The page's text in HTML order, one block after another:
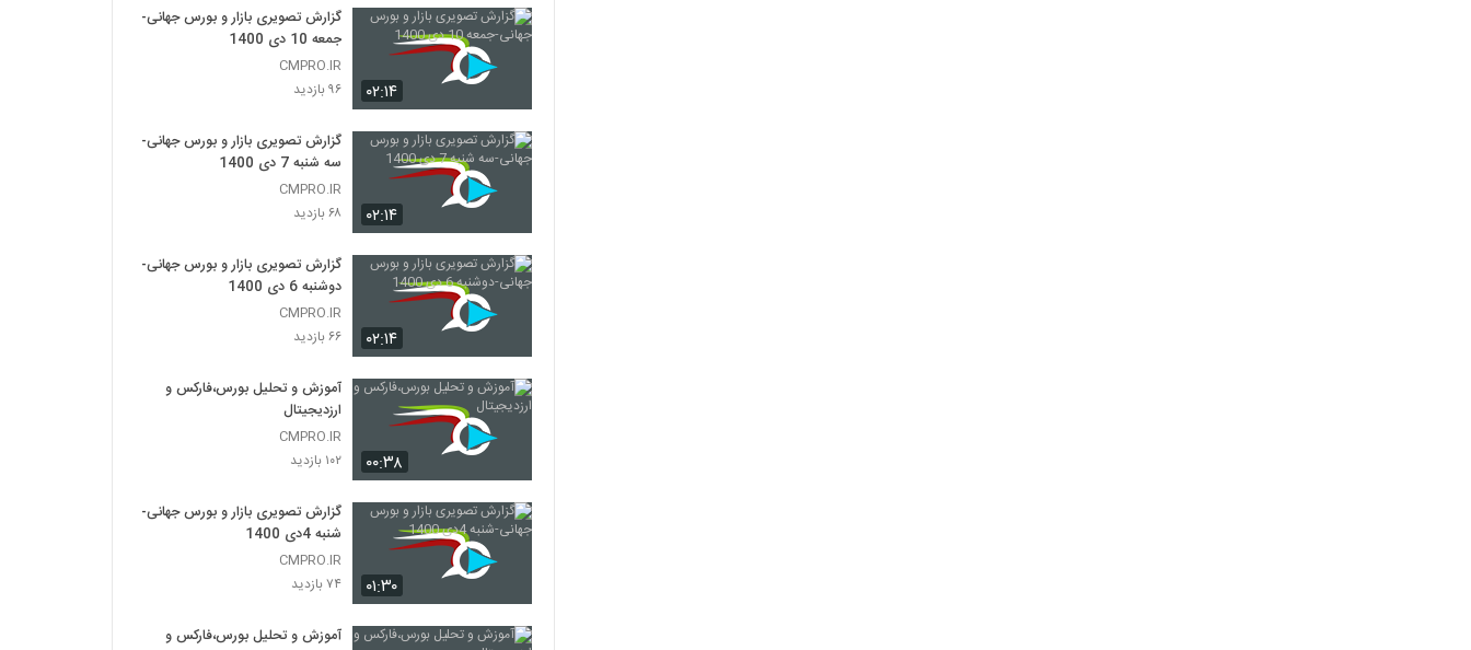
۰۲:۱۴
گزارش تصویری بازار و بورس جهانی-
جمعه 10 دی 1400
CMPRO.IR
۹۶ بازدید
۰۲:۱۴
گزارش تصویری بازار و بورس جهانی-
سه شنبه 7 دی 1400
CMPRO.IR
۶۸ بازدید
۰۲:۱۴
گزارش تصویری بازار و بورس جهانی-
دوشنبه 6 دی 1400
CMPRO.IR
۶۶ بازدید
۰۰:۳۸
آموزش و تحلیل بورس،فارکس و
ارزدیجیتال
CMPRO.IR
۱۰۲ بازدید
۰۱:۳۰
گزارش تصویری بازار و بورس جهانی-
شنبه 4دی 1400
CMPRO.IR
۷۴ بازدید
آموزش و تحلیل بورس،فارکس و